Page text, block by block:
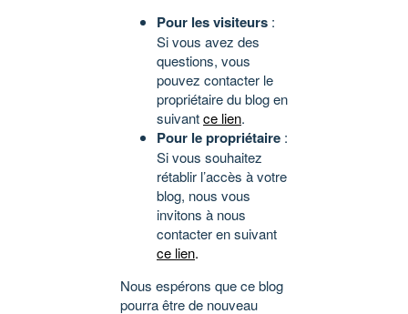
Pour les visiteurs :
Si vous avez des
questions, vous
pouvez contacter le
propriétaire du blog en
suivantce lien.
Pour le propriétaire :
Si vous souhaitez
rétablir l’accès à votre
blog, nous vous
invitons à nous
contacter en suivant
ce lien.
Nous espérons que ce blog
pourra être de nouveau